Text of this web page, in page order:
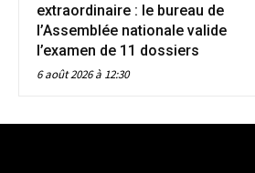
extraordinaire : le bureau de
l’Assemblée nationale valide
l’examen de 11 dossiers
6 août 2026 à 12:30